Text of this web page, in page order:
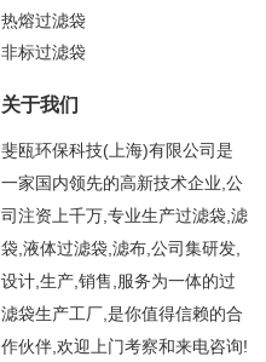
热熔过滤袋
非标过滤袋
关于我们
斐瓯环保科技(上海)有限公司是
一家国内领先的高新技术企业,公
司注资上千万,专业生产过滤袋,滤
袋,液体过滤袋,滤布,公司集研发,
设计,生产,销售,服务为一体的过
滤袋生产工厂,是你值得信赖的合
作伙伴,欢迎上门考察和来电咨询!